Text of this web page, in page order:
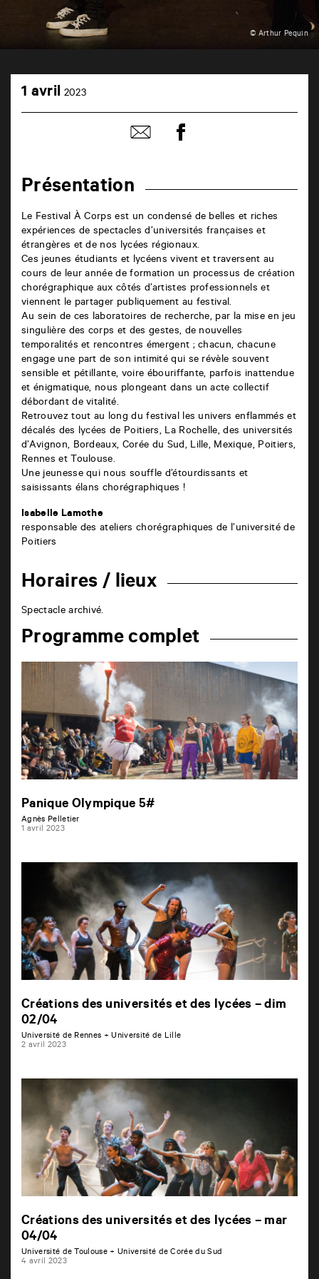
© Arthur Pequin
Présentation
Le Festival À Corps est un condensé de belles et riches
expériences de spectacles d’universités françaises et
étrangères et de nos lycées régionaux.
Ces jeunes étudiants et lycéens vivent et traversent au
cours de leur année de formation un processus de création
chorégraphique aux côtés d’artistes professionnels et
viennent le partager publiquement au festival.
Au sein de ces laboratoires de recherche, par la mise en jeu
singulière des corps et des gestes, de nouvelles
temporalités et rencontres émergent ; chacun, chacune
engage une part de son intimité qui se révèle souvent
sensible et pétillante, voire ébouriffante, parfois inattendue
et énigmatique, nous plongeant dans un acte collectif
débordant de vitalité.
Retrouvez tout au long du festival les univers enflammés et
décalés des lycées de Poitiers, La Rochelle, des universités
d’Avignon, Bordeaux, Corée du Sud, Lille, Mexique, Poitiers,
Rennes et Toulouse.
Une jeunesse qui nous souffle d’étourdissants et
saisissants élans chorégraphiques !
Isabelle Lamothe
responsable des ateliers chorégraphiques de l’université de
Poitiers
Horaires / lieux
Spectacle archivé.
Programme complet
Panique Olympique 5#
Agnès Pelletier
1 avril 2023
Créations des universités et des lycées – dim
02/04
Université de Rennes + Université de Lille
2 avril 2023
Créations des universités et des lycées – mar
04/04
Université de Toulouse + Université de Corée du Sud
4 avril 2023
1 avril 20231
Partager
par
Partager
sur